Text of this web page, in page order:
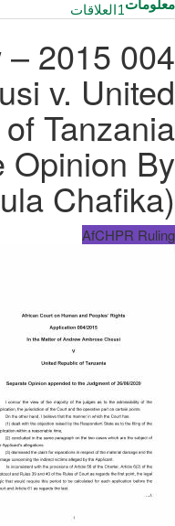
معلومات1العلاقات
v. United
Tanzania
Opinion By
Chafika)
AfCHPR Ruling